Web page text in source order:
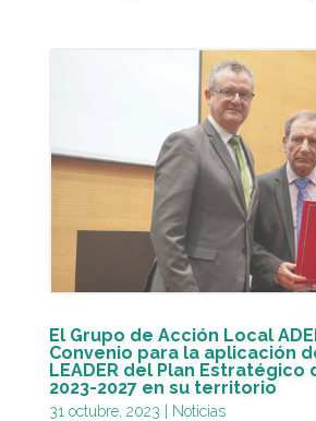
El Grupo de Acción Local
Convenio para la aplicación
LEADER del Plan Estratégico
2023-2027 en su territorio
31 octubre, 2023 Noticias